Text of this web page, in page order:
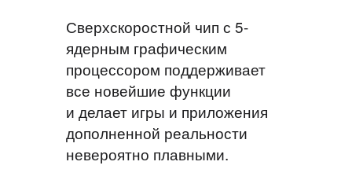
Сверхскоростной чип с 5-
ядерным графическим
процессором поддерживает
все новейшие функции
и делает игры и приложения
дополненной реальности
невероятно плавными.